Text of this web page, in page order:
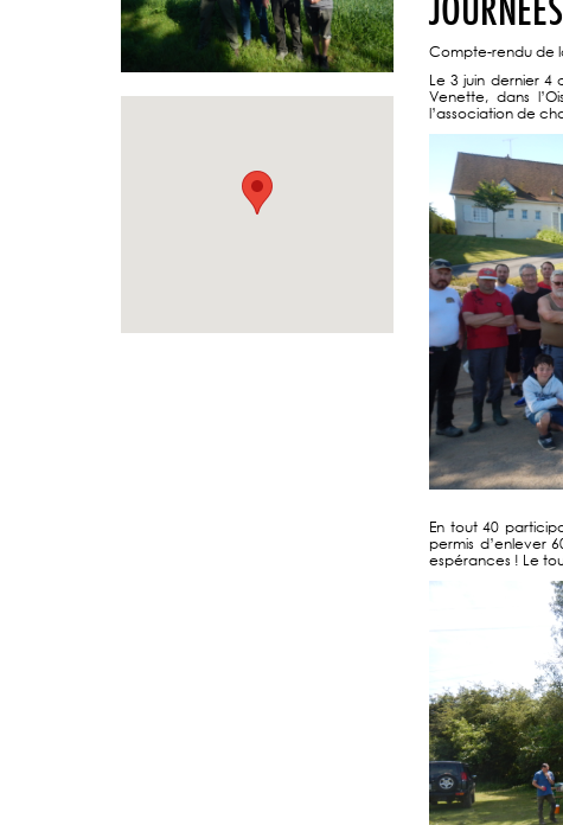
Compte-rendu de
Le 3 juin dernier 4
Venette, dans
l’association de
En tout 40
permis d’enlever
espérances ! Le